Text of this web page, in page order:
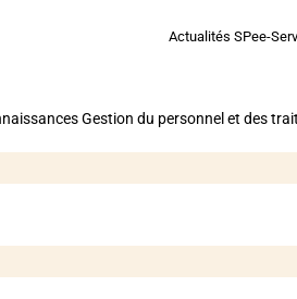
Actualités SPee-
Gestion du personnel et des